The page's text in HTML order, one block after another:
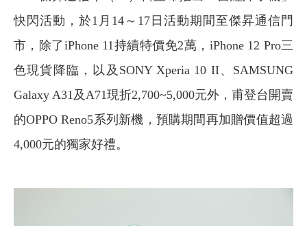
快閃活動，於1月14～17日活動期間至傑昇通信門
市，除了iPhone 11持續特價免2萬，iPhone 12 Pro三
色現貨降臨，以及SONY Xperia 10 II、SAMSUNG
Galaxy A31及A71現折2,700~5,000元外，甫登台開賣
的OPPO Reno5系列新機，預購期間再加贈價值超過
4,000元的獨家好禮。